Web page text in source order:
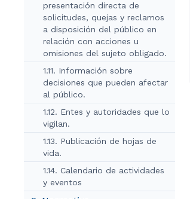
presentación directa de
solicitudes, quejas y reclamos
a disposición del público en
relación con acciones u
omisiones del sujeto obligado.
1.11. Información sobre
decisiones que pueden afectar
al público.
1.12. Entes y autoridades que lo
vigilan.
1.13. Publicación de hojas de
vida.
1.14. Calendario de actividades
y eventos